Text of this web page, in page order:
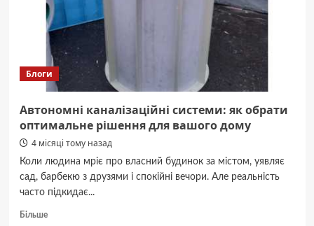
Блоги
Автономні каналізаційні системи: як обрати
оптимальне рішення для вашого дому
4 місяці тому назад
Коли людина мріє про власний будинок за містом, уявляє
сад, барбекю з друзями і спокійні вечори. Але реальність
часто підкидає...
БільшеДокладніше